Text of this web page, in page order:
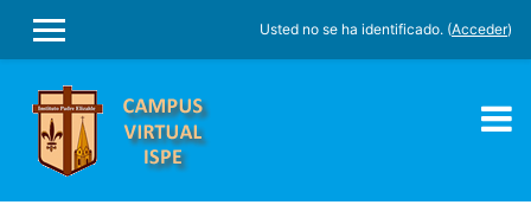
PANEL LATERAL
Usted no se ha identificado. (Acceder)